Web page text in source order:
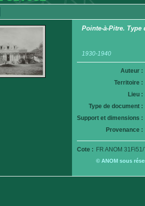
Pointe-à-Pitre. Type
1930-1940
Auteur :
Territoire :
Lieu :
Type de document :
Support et dimensions :
Provenance :
Cote : FR ANOM
© ANOM sous